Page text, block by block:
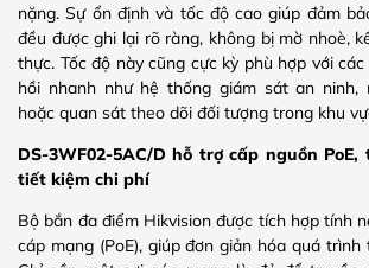
nặng. Sự ổn định và tốc độ cao giúp đảm
đều được ghi lại rõ ràng, không bị mờ nhoè,
thực. Tốc độ này cũng cực kỳ phù hợp với
hồi nhanh như hệ thống giám sát an ninh,
hoặc quan sát theo dõi đối tượng trong khu
DS-3WF02-5AC/D hỗ trợ cấp nguồn
tiết kiệm chi phí
Bộ bắn đa điểm Hikvision được tích hợp tính
cáp mạng (PoE), giúp đơn giản hóa quá